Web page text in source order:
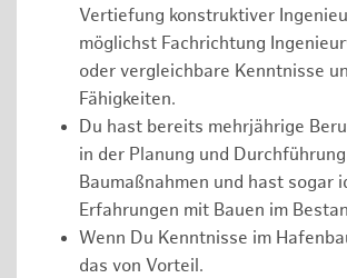
Vertiefung konstruktiver
möglichst Fachrichtung
oder vergleichbare Kenntnisse
Fähigkeiten.
Du hast bereits mehrjährige
in der Planung und
Baumaßnahmen und hast sogar
Erfahrungen mit Bauen im
Wenn Du Kenntnisse im
das von Vorteil.